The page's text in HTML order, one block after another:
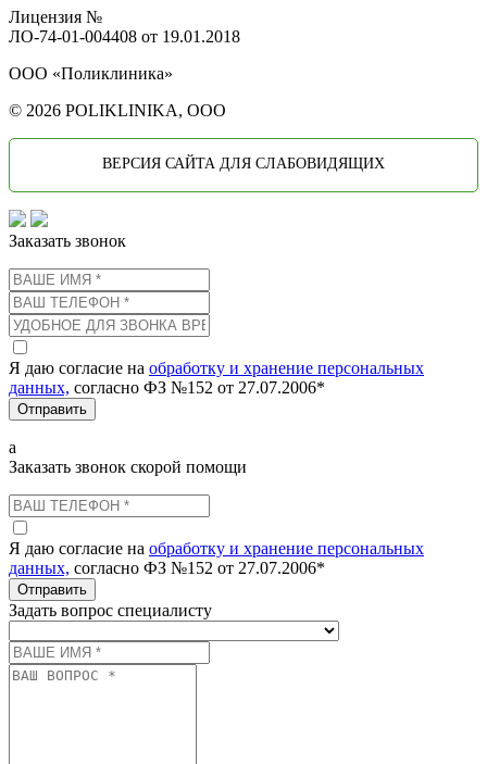
Лицензия №
ЛО-74-01-004408 от 19.01.2018
ООО «Поликлиника»
© 2026 POLIKLINIKA, OOO
ВЕРСИЯ САЙТА ДЛЯ СЛАБОВИДЯЩИХ
Заказать звонок
Я даю согласие на обработку и хранение персональных
данных, согласно ФЗ №152 от 27.07.2006*
Отправить
а
Заказать звонок скорой помощи
Я даю согласие на обработку и хранение персональных
данных, согласно ФЗ №152 от 27.07.2006*
Отправить
Задать вопрос специалисту